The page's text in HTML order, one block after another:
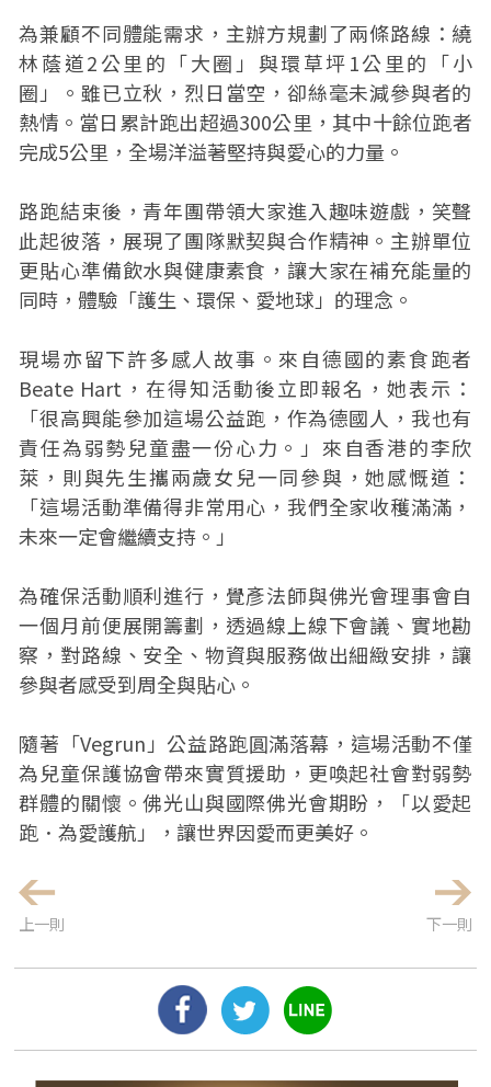
為兼顧不同體能需求，主辦方規劃了兩條路線：繞
林蔭道2公里的「大圈」與環草坪1公里的「小
圈」。雖已立秋，烈日當空，卻絲毫未減參與者的
熱情。當日累計跑出超過300公里，其中十餘位跑者
完成5公里，全場洋溢著堅持與愛心的力量。
路跑結束後，青年團帶領大家進入趣味遊戲，笑聲
此起彼落，展現了團隊默契與合作精神。主辦單位
更貼心準備飲水與健康素食，讓大家在補充能量的
同時，體驗「護生、環保、愛地球」的理念。
現場亦留下許多感人故事。來自德國的素食跑者
Beate Hart，在得知活動後立即報名，她表示：
「很高興能參加這場公益跑，作為德國人，我也有
責任為弱勢兒童盡一份心力。」來自香港的李欣
萊，則與先生攜兩歲女兒一同參與，她感慨道：
「這場活動準備得非常用心，我們全家收穫滿滿，
未來一定會繼續支持。」
為確保活動順利進行，覺彥法師與佛光會理事會自
一個月前便展開籌劃，透過線上線下會議、實地勘
察，對路線、安全、物資與服務做出細緻安排，讓
參與者感受到周全與貼心。
隨著「Vegrun」公益路跑圓滿落幕，這場活動不僅
為兒童保護協會帶來實質援助，更喚起社會對弱勢
群體的關懷。佛光山與國際佛光會期盼，「以愛起
跑．為愛護航」，讓世界因愛而更美好。
上一則 下一則